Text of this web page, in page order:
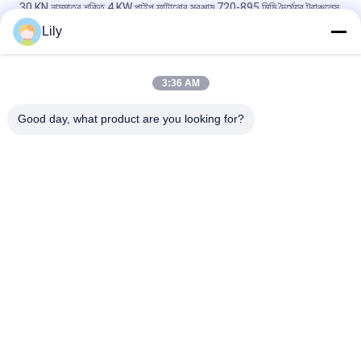
30 KN নামমাত্র শক্তি 4 KW পাইপ ফাটানোর সরঞ্জাম 720-895 মিমি দৈর্ঘ্যের ট্রাঞ্চলেস
পাইপলাইন প্রতিস্থাপনের জন্য
১.৫মি/মিনিট সর্বোচ্চ পশ্চাৎ টান গতি সহ পাইপ প্রতিস্থাপন ব্যবস্থা, ০.৮মি/মিনিট সর্বনিম্ন
Lily
3:36 AM
Good day, what product are you looking for?